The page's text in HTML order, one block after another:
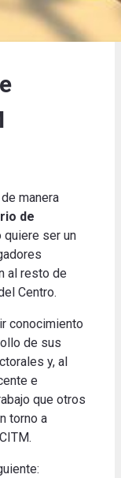
manera
de
quiere ser un
al resto de
Centro.
conocimiento
de sus
y, al
e
que otros
torno a